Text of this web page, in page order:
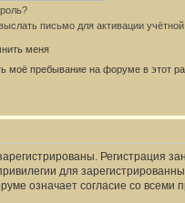
письмо для активации
меня
моё пребывание на форуме в этот
Регистрация
для
означает согласие со всеми